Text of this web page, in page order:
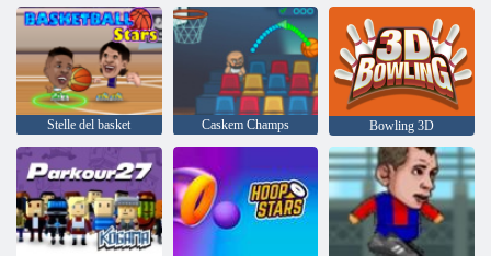
Stelle del basket Caskem Champs Bowling 3D